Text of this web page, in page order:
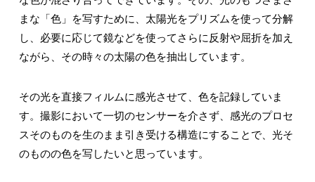
まな「色」を写すために、太陽光をプリズムを使って分解
し、必要に応じて鏡などを使ってさらに反射や屈折を加え
ながら、その時々の太陽の色を抽出しています。
その光を直接フィルムに感光させて、色を記録していま
す。撮影において一切のセンサーを介さず、感光のプロセ
スそのものを生のまま引き受ける構造にすることで、光そ
のものの色を写したいと思っています。